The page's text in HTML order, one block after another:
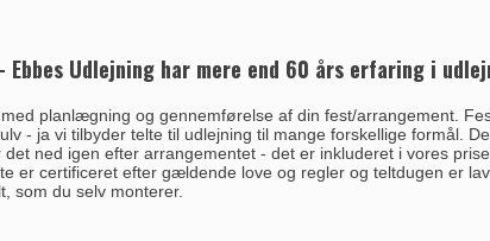
Ebbes Udlejning har mere end 60 års erfaring i
planlægning og gennemførelse af din fest/arrangement.
- ja vi tilbyder telte til udlejning til mange forskellige formål.
ned igen efter arrangementet - det er inkluderet i vores
er certificeret efter gældende love og regler og teltdugen er
som du selv monterer.